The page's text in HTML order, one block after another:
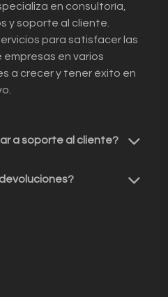
en consultoría,
y soporte al cliente.
para satisfacer las
en varios
a crecer y tener éxito en
a soporte al cliente?